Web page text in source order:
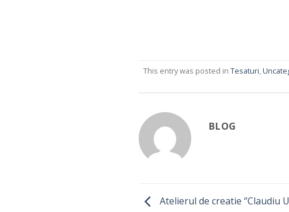
This entry was posted in Tesaturi,
BLOG
Atelierul de creatie ‘’Claudiu